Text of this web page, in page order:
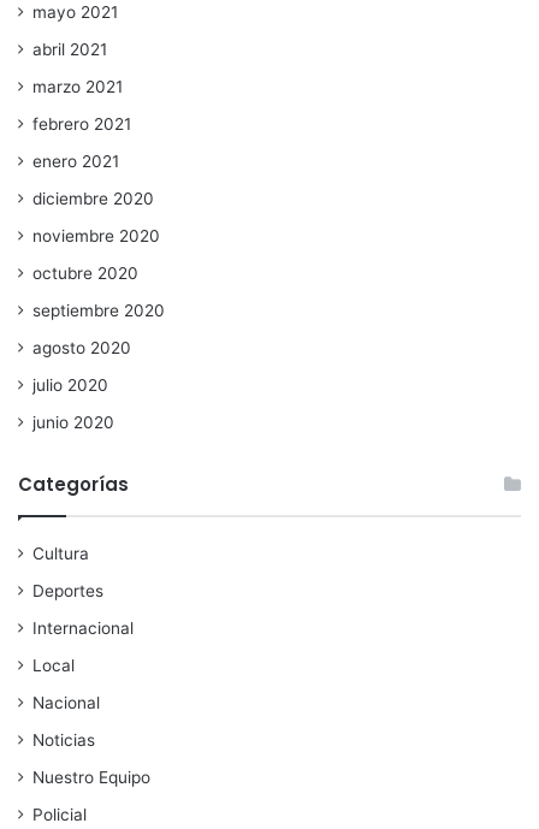
mayo 2021
abril 2021
marzo 2021
febrero 2021
enero 2021
diciembre 2020
noviembre 2020
octubre 2020
septiembre 2020
agosto 2020
julio 2020
junio 2020
Categorías
Cultura
Deportes
Internacional
Local
Nacional
Noticias
Nuestro Equipo
Policial